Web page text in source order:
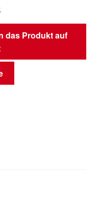
das Produkt auf